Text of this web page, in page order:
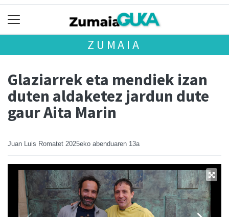
ZUMAIA
Glaziarrek eta mendiek izan
duten aldaketez jardun dute
gaur Aita Marin
Juan Luis Romatet 2025eko abenduaren 13a